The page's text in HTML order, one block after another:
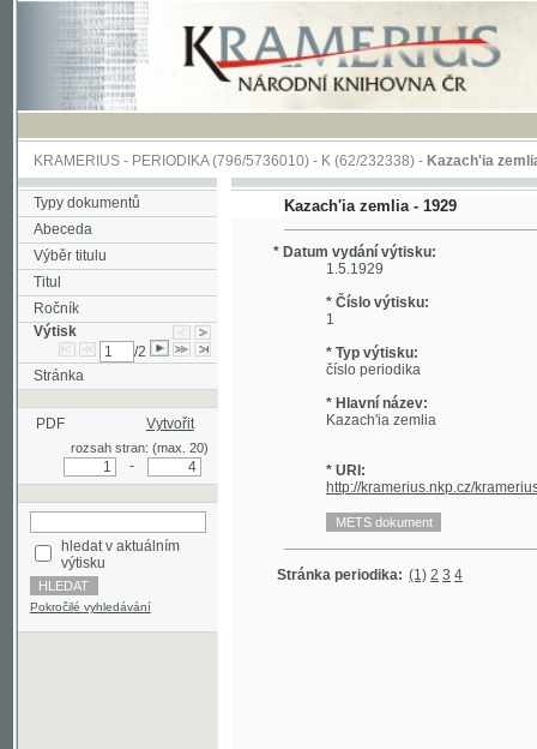
KRAMERIUS-PERIODIKA(796/5736010) -K(62/232338) -Kazach'ia zemlia(1/8)
Typy dokumentů
Abeceda
Výběr titulu
Titul
Ročník
Výtisk
/2
Stránka
PDF
rozsah stran: (max. 20)
výtisku
Pokročilé vyhledávání
Kazach'ia zemlia - 1929
* Datum vydání výtisku:
1.5.1929
* Číslo výtisku:
* Typ výtisku:
* Hlavní název:
Kazach'ia zemlia
* URI:
Stránka periodika: (1) 2 3 4